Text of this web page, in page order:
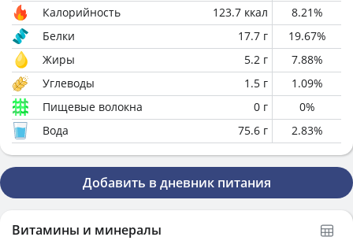
Калорийность 123.7 ккал 8.21%
Белки
17.7 г 19.67%
Жиры
5.2 г 7.88%
Углеводы
1.5 г 1.09%
Пищевые волокна
0 г 0%
Вода
75.6 г 2.83%
Добавить в дневник питания
Витамины и минералы